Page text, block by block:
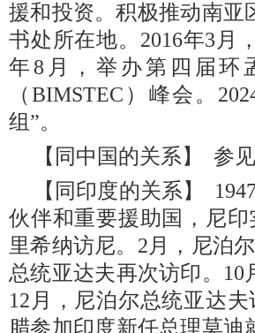
援和投资。积极推动南亚
书处所在地。2016年3月
年8月，举办第四届环
（BIMSTEC）峰会。
组”。
【同中国的关系】 参
【同印度的关系】
伙伴和重要援助国，尼
里希纳访尼。2月，尼泊
总统亚达夫再次访印。10
12月，尼泊尔总统亚达
腊参加印度新任总理莫迪